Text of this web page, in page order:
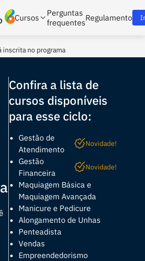
Cursos
Perguntas
frequentesRegulamento
inscrita no programa
Confira a lista de
cursos disponíveis
para esse ciclo:
Gestão de
Atendimento
Novidade!
Gestão
Financeira
Novidade!
Maquiagem Básica e
Maquiagem Avançada
Manicure e Pedicure
Alongamento de Unhas
Penteadista
Vendas
Empreendedorismo